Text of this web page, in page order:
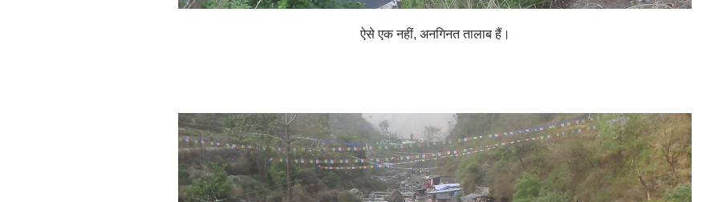
ऐसे एक नहीं, अनगिनत तालाब हैं।